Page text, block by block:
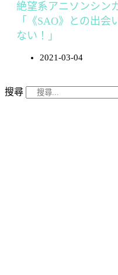
絶望系アニソンシン
「《SAO》との出会
ない！」
2021-03-04
搜尋